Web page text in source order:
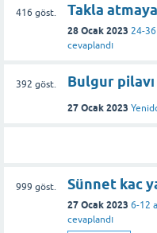
416 göst. Takla
28 Ocak 2023 24-36
cevaplandı
392 göst. Bulgur
27 Ocak 2023
999 göst. Sünnet kac
27 Ocak 2023 6-12
cevaplandı